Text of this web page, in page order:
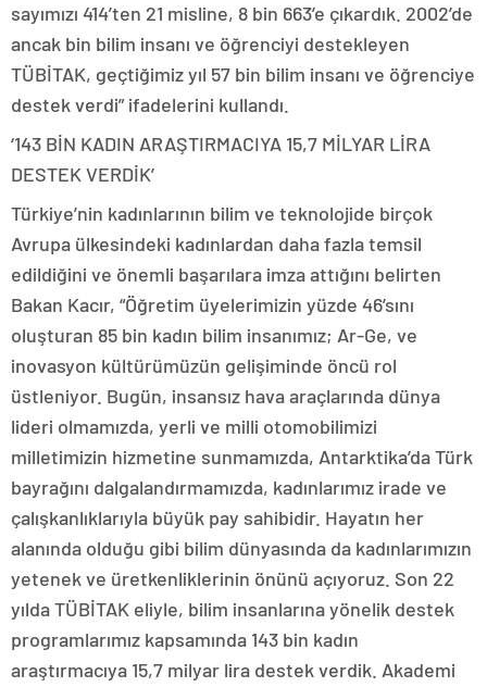
sayımızı 414’ten 21 misline, 8 bin 663’e çıkardık. 2002’de
ancak bin bilim insanı ve öğrenciyi destekleyen
TÜBİTAK, geçtiğimiz yıl 57 bin bilim insanı ve öğrenciye
destek verdi” ifadelerini kullandı.
‘143 BİN KADIN ARAŞTIRMACIYA 15,7 MİLYAR LİRA
DESTEK VERDİK’
Türkiye’nin kadınlarının bilim ve teknolojide birçok
Avrupa ülkesindeki kadınlardan daha fazla temsil
edildiğini ve önemli başarılara imza attığını belirten
Bakan Kacır, “Öğretim üyelerimizin yüzde 46’sını
oluşturan 85 bin kadın bilim insanımız; Ar-Ge, ve
inovasyon kültürümüzün gelişiminde öncü rol
üstleniyor. Bugün, insansız hava araçlarında dünya
lideri olmamızda, yerli ve milli otomobilimizi
milletimizin hizmetine sunmamızda, Antarktika’da Türk
bayrağını dalgalandırmamızda, kadınlarımız irade ve
çalışkanlıklarıyla büyük pay sahibidir. Hayatın her
alanında olduğu gibi bilim dünyasında da kadınlarımızın
yetenek ve üretkenliklerinin önünü açıyoruz. Son 22
yılda TÜBİTAK eliyle, bilim insanlarına yönelik destek
programlarımız kapsamında 143 bin kadın
araştırmacıya 15,7 milyar lira destek verdik. Akademi